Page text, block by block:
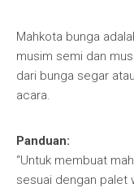
Mahkota bunga
musim semi dan
dari bunga segar
acara.
Panduan:
“Untuk membuat
sesuai dengan palet